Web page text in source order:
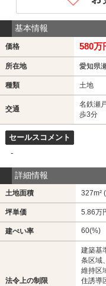
基本情報
価格 580万
所在地 愛知県
種類 土地
交通
名鉄瀬
歩3分
セールスコメント
-
詳細情報
土地面積 327m²
坪単価 5.86万
建ぺい率 60(%)
法令上の制限
建築基
条区域
維持区
住誘導